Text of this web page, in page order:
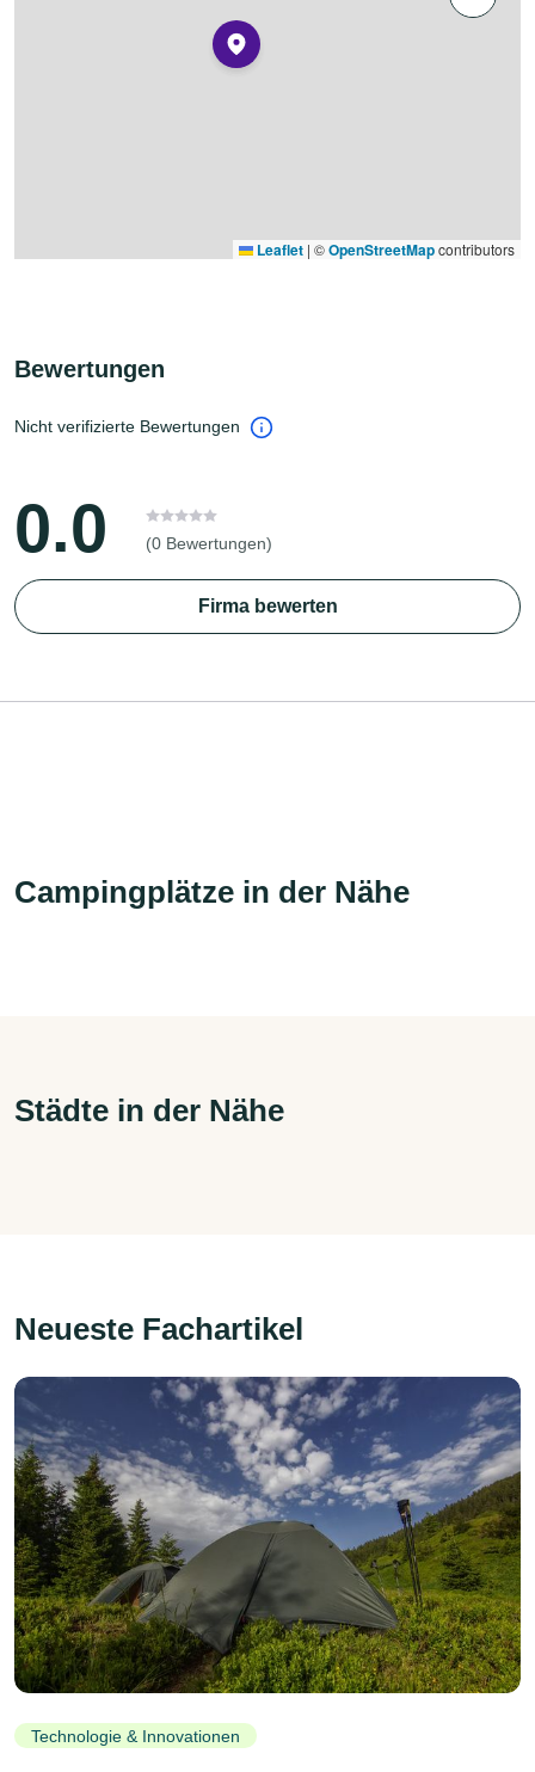
Leaflet | ©OpenStreetMapcontributors
Bewertungen
Nicht verifizierte Bewertungen
0.0 (0 Bewertungen)
Firma bewerten
Campingplätze in der Nähe
Städte in der Nähe
Neueste Fachartikel
Technologie & Innovationen